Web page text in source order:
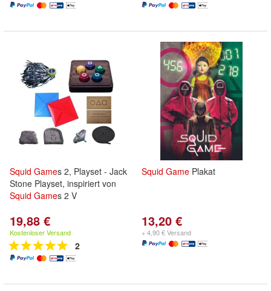
Squid Games 2, Playset - Jack
Stone Playset, inspiriert von
Squid Games 2 V
19,88 €
Kostenloser Versand
2
Squid Game Plakat
13,20 €
+ 4,90 € Versand